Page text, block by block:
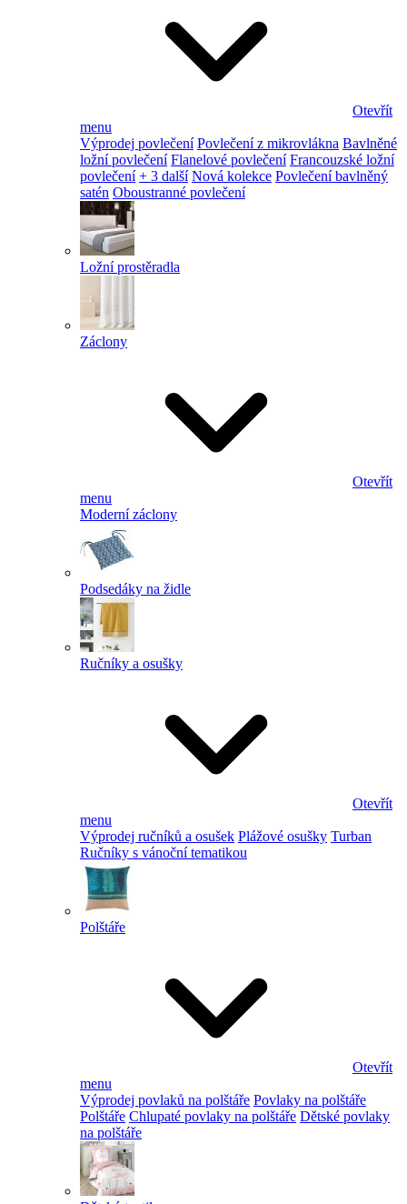
Otevřít
menu
Výprodej povlečení Povlečení z mikrovlákna Bavlněné
ložní povlečení Flanelové povlečení Francouzské ložní
povlečení + 3 další Nová kolekce Povlečení bavlněný
satén Oboustranné povlečení
Ložní prostěradla
Záclony
Otevřít
menu
Moderní záclony
Podsedáky na židle
Ručníky a osušky
Otevřít
menu
Výprodej ručníků a osušek Plážové osušky Turban
Ručníky s vánoční tematikou
Polštáře
Otevřít
menu
Výprodej povlaků na polštáře Povlaky na polštáře
Polštáře Chlupaté povlaky na polštáře Dětské povlaky
na polštáře